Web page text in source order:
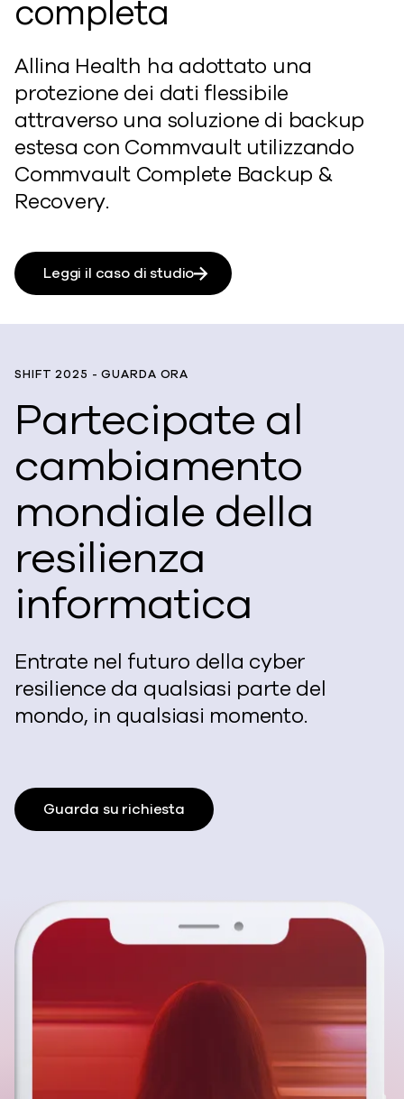
completa
Allina Health ha adottato una
protezione dei dati flessibile
attraverso una soluzione di backup
estesa con Commvault utilizzando
Commvault Complete Backup &
Recovery.
Leggi il caso di studio
SHIFT 2025 - GUARDA ORA
Partecipate al
cambiamento
mondiale della
resilienza
informatica
Entrate nel futuro della cyber
resilience da qualsiasi parte del
mondo, in qualsiasi momento.
Guarda su richiesta